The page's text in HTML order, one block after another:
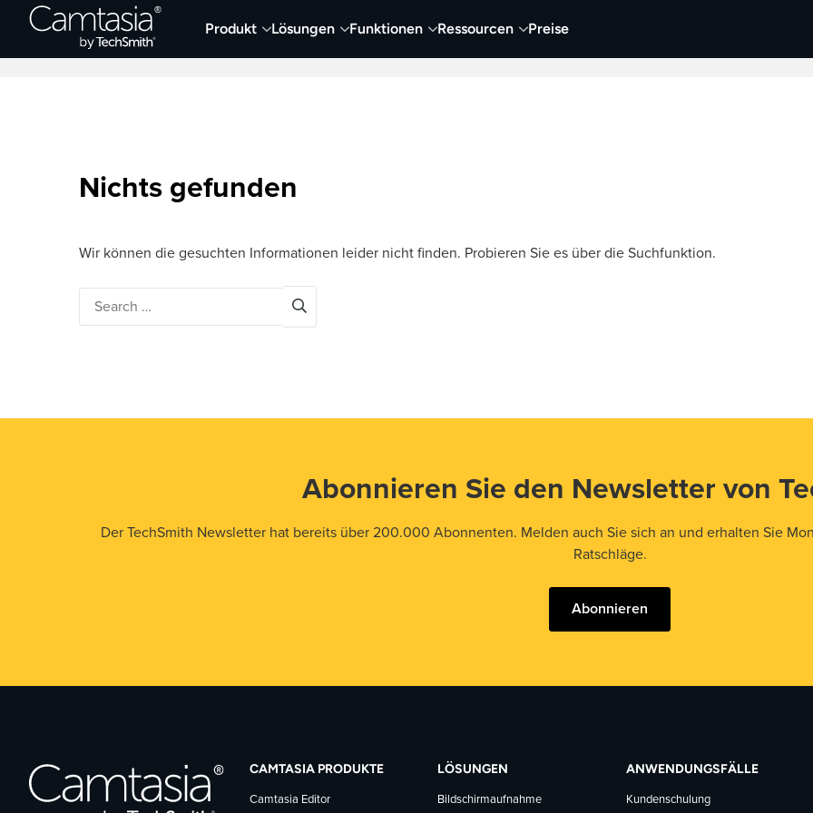
Direkt
Produkt Lösungen Funktionen Ressourcen Preise
Neueste Artikel Screen Capture und Aufnehmen Video Visueller Content
Nichts gefunden
Wir können die gesuchten Informationen leider nicht finden. Probieren Sie es über die Suchfunktion.
Abonnieren Sie den Newsletter von
Der TechSmith Newsletter hat bereits über 200.000 Abonnenten. Melden auch Sie sich an und erhalten Sie
Ratschläge.
Abonnieren
CAMTASIA PRODUKTE
Camtasia Editor
LÖSUNGEN
Bildschirmaufnahme
ANWENDUNGSFÄLLE
Kundenschulung